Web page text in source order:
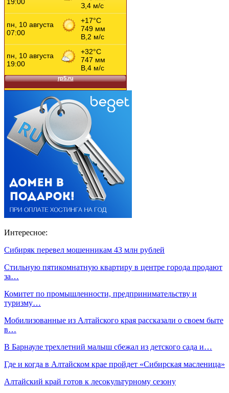
Интересное:
Сибиряк перевел мошенникам 43 млн рублей
Стильную пятикомнатную квартиру в центре города продают
за…
Комитет по промышленности, предпринимательству и
туризму…
Мобилизованные из Алтайского края рассказали о своем быте
в…
В Барнауле трехлетний малыш сбежал из детского сада и…
Где и когда в Алтайском крае пройдет «Сибирская масленица»
Алтайский край готов к лесокультурному сезону